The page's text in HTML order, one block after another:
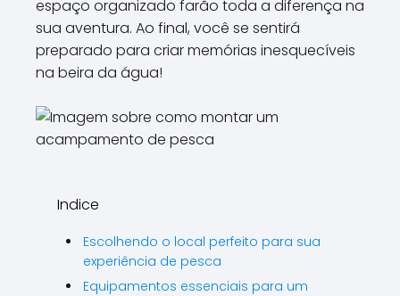
espaço organizado farão toda a diferença na
sua aventura. Ao final, você se sentirá
preparado para criar memórias inesquecíveis
na beira da água!
Indice
Escolhendo o local perfeito para sua
experiência de pesca
Equipamentos essenciais para um